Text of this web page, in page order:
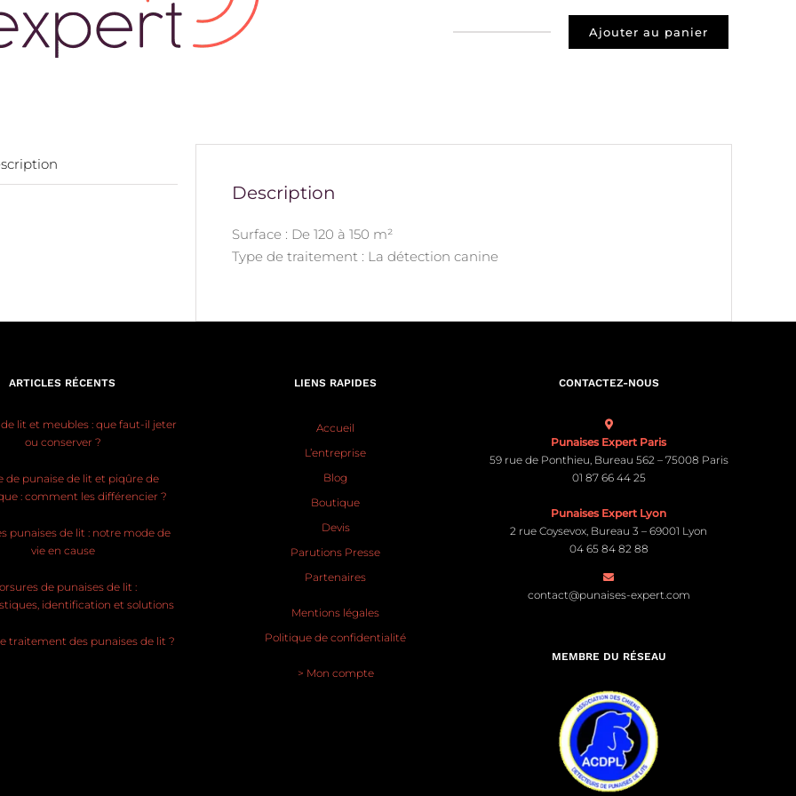
Ajouter au panier
Description
Surface : De 120 à 150 m²
Type de traitement : La détection canine
ARTICLES RÉCENTS
lit et meubles : que faut-il jeter
ou conserver ?
de punaise de lit et piqûre de
: comment les différencier ?
punaises de lit : notre mode de
vie en cause
de punaises de lit :
identification et solutions
traitement des punaises de lit ?
LIENS RAPIDES
Accueil
L’entreprise
Blog
Boutique
Devis
Parutions Presse
Partenaires
Mentions légales
Politique de confidentialité
> Mon compte
CONTACTEZ-NOUS
Punaises Expert Paris
59 rue de Ponthieu, Bureau 562 – 75008 Paris
01 87 66 44 25
Punaises Expert Lyon
2 rue Coysevox, Bureau 3 – 69001 Lyon
04 65 84 82 88
contact@punaises-expert.com
MEMBRE DU RÉSEAU